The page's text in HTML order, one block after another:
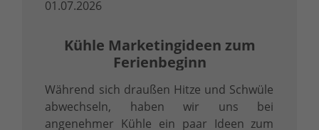
01.07.2026
Kühle Marketingideen zum
Ferienbeginn
Während sich draußen Hitze und Schwüle
abwechseln, haben wir uns bei
angenehmer Kühle ein paar Ideen zum